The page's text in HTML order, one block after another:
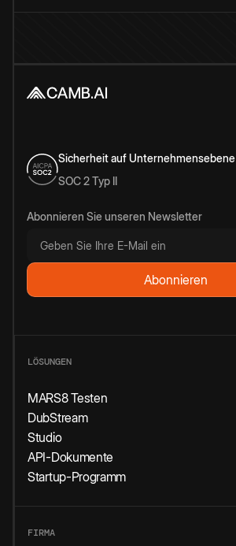
Sicherheit auf Unternehmensebene
SOC 2 Typ II
Abonnieren Sie unseren Newsletter
LÖSUNGEN
MARS8 Testen
DubStream
Studio
API-Dokumente
Startup-Programm
FIRMA